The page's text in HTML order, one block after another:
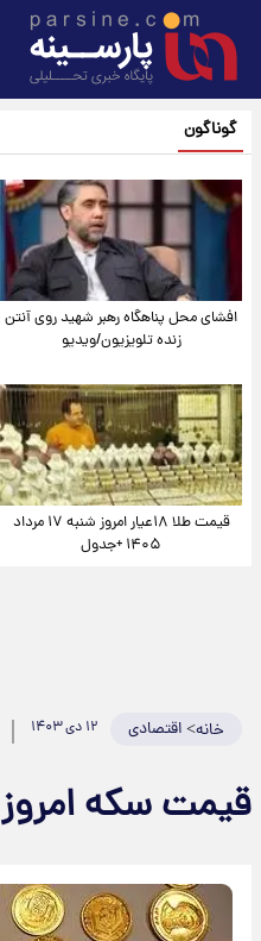
گوناگون
افشای محل پناهگاه‌ رهبر شهید روی آنتن
زنده تلویزیون/ویدیو
قیمت طلا ۱۸عیار امروز شنبه ۱۷ مرداد
۱۴۰۵ +جدول
خانه>اقتصادی ۱۲ دی ۱۴۰۳
قیمت سکه امروز ۱۲ دی‌ماه۱۴۰۳